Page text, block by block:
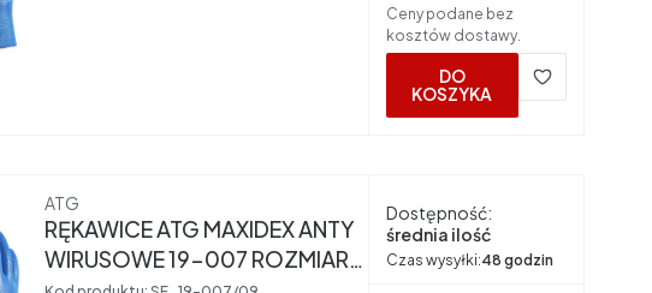
Ceny podane bez
kosztów dostawy.
DO
KOSZYKA
Producent
ATG
RĘKAWICE ATG MAXIDEX ANTY
WIRUSOWE 19-007 ROZMIAR
Dostępność:
średnia ilość
Czas wysyłki:48 godzin